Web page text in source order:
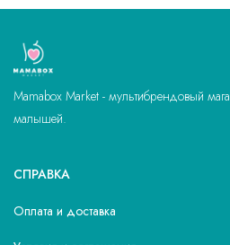
Mamabox Market - мультибрендовый
малышей.
СПРАВКА
Оплата и доставка